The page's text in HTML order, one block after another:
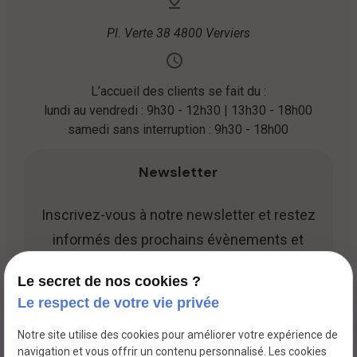
Pl. Verte 38 4800 Verviers
L’accueil des clients se fait du :
lundi au vendredi : 9h30 - 12h30 | 13h30 - 18h00
samedi sans interruption : 9h30 - 18h00
Newsletter
Inscrivez-vous à notre newsletter et restez
informés des prochains évènements et
Le secret de nos cookies ?
Le respect de votre vie privée
Notre site utilise des cookies pour améliorer votre expérience de
navigation et vous offrir un contenu personnalisé. Les cookies